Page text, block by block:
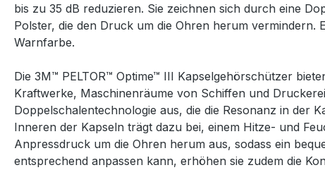
bis zu 35 dB reduzieren. Sie zeichnen sich durch eine
Polster, die den Druck um die Ohren herum
Warnfarbe.
Die 3M™ PELTOR™ Optime™ III Kapselgehörschützer
Kraftwerke, Maschinenräume von Schiffen und
Doppelschalentechnologie aus, die die Resonanz in der
Inneren der Kapseln trägt dazu bei, einem Hitze- und
Anpressdruck um die Ohren herum aus, sodass ein
entsprechend anpassen kann, erhöhen sie zudem die